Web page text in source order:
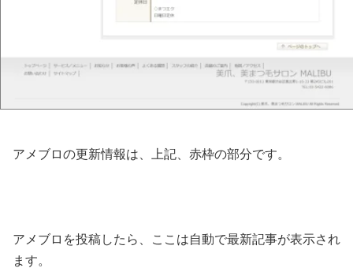
アメブロの更新情報は、上記、赤枠の部分です。
アメブロを投稿したら、ここは自動で最新記事が表示され
ます。